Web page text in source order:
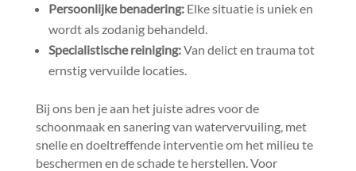
Persoonlijke benadering:Elke situatie is uniek en
wordt als zodanig behandeld.​
Specialistische reiniging:Van delict en trauma tot
ernstig vervuilde locaties.​
Bij ons ben je aan het juiste adres voor de
schoonmaak en sanering van watervervuiling, met
snelle en doeltreffende interventie om het milieu te
beschermen en de schade te herstellen.​ Voor